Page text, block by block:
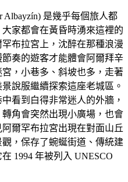
Albayzín) 是幾乎每個旅人都
家都會在黃昏時湧來這裡的
布拉宮上，沈醉在那種浪漫
奏的遊客才能體會阿爾拜辛
，小巷多、斜坡也多，走著
說服繼續探索這座老城區。
看到白得非常迷人的外牆，
角會突然出現小廣場，也會
爾罕布拉宮出現在對面山丘
觀，保存了蜿蜒街道、傳統建
1994 年被列入 UNESCO